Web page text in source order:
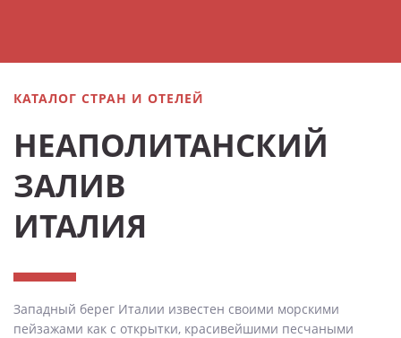
КАТАЛОГ СТРАН И ОТЕЛЕЙ
НЕАПОЛИТАНСКИЙ
ЗАЛИВ
ИТАЛИЯ
Западный берег Италии известен своими морскими
пейзажами как с открытки, красивейшими песчаными